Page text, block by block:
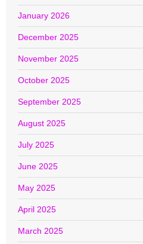
January 2026
December 2025
November 2025
October 2025
September 2025
August 2025
July 2025
June 2025
May 2025
April 2025
March 2025